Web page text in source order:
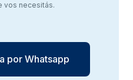
vos necesitás.
por Whatsapp